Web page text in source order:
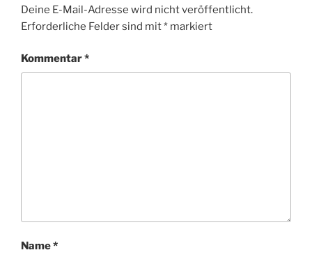
Deine E-Mail-Adresse wird nicht veröffentlicht.
Erforderliche Felder sind mit* markiert
Kommentar*
Name*